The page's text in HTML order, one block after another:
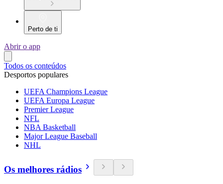
Perto de ti
Abrir o app
Todos os conteúdos
Desportos populares
UEFA Champions League
UEFA Europa League
Premier League
NFL
NBA Basketball
Major League Baseball
NHL
Os melhores rádios